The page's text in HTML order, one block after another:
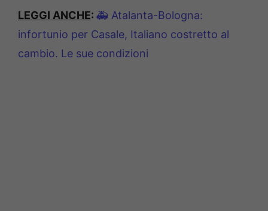
LEGGI ANCHE: 🚑 Atalanta-Bologna:
infortunio per Casale, Italiano costretto al
cambio. Le sue condizioni